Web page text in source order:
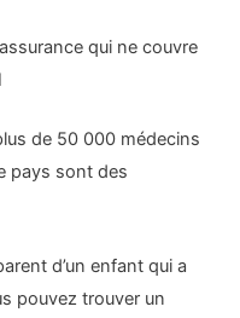
qui ne couvre
de 50 000 médecins
pays sont des
d’un enfant qui a
pouvez trouver un